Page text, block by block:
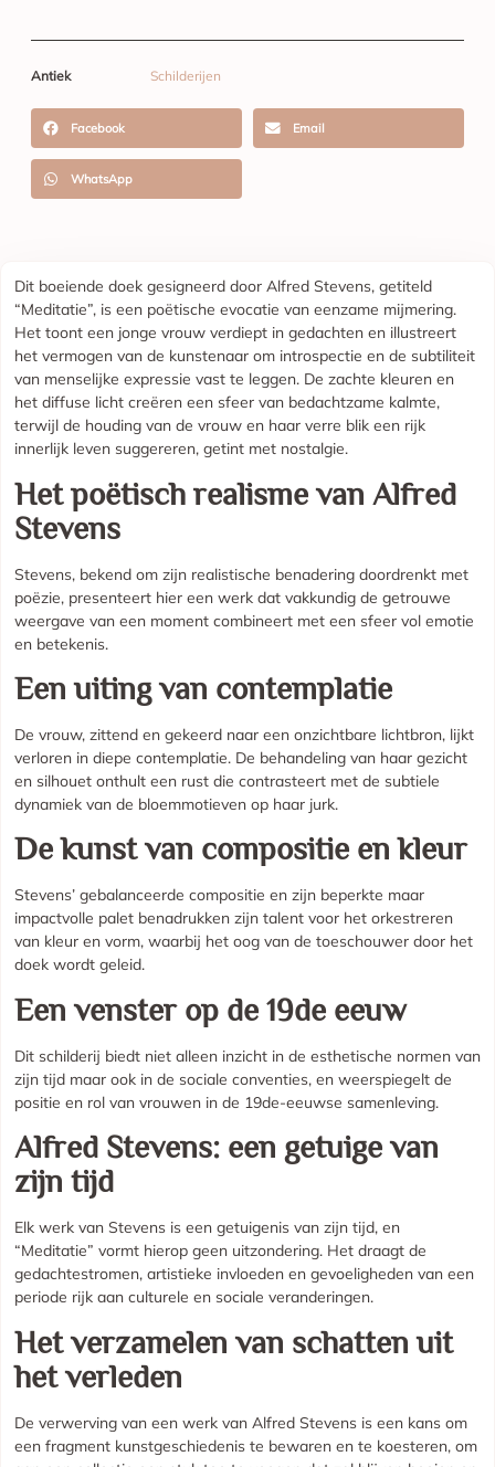
Antiek Schilderijen
Facebook Email
WhatsApp
Dit boeiende doek gesigneerd door Alfred Stevens, getiteld
“Meditatie”, is een poëtische evocatie van eenzame mijmering.
Het toont een jonge vrouw verdiept in gedachten en illustreert
het vermogen van de kunstenaar om introspectie en de subtiliteit
van menselijke expressie vast te leggen. De zachte kleuren en
het diffuse licht creëren een sfeer van bedachtzame kalmte,
terwijl de houding van de vrouw en haar verre blik een rijk
innerlijk leven suggereren, getint met nostalgie.
Het poëtisch realisme van Alfred
Stevens
Stevens, bekend om zijn realistische benadering doordrenkt met
poëzie, presenteert hier een werk dat vakkundig de getrouwe
weergave van een moment combineert met een sfeer vol emotie
en betekenis.
Een uiting van contemplatie
De vrouw, zittend en gekeerd naar een onzichtbare lichtbron, lijkt
verloren in diepe contemplatie. De behandeling van haar gezicht
en silhouet onthult een rust die contrasteert met de subtiele
dynamiek van de bloemmotieven op haar jurk.
De kunst van compositie en kleur
Stevens’ gebalanceerde compositie en zijn beperkte maar
impactvolle palet benadrukken zijn talent voor het orkestreren
van kleur en vorm, waarbij het oog van de toeschouwer door het
doek wordt geleid.
Een venster op de 19de eeuw
Dit schilderij biedt niet alleen inzicht in de esthetische normen van
zijn tijd maar ook in de sociale conventies, en weerspiegelt de
positie en rol van vrouwen in de 19de-eeuwse samenleving.
Alfred Stevens: een getuige van
zijn tijd
Elk werk van Stevens is een getuigenis van zijn tijd, en
“Meditatie” vormt hierop geen uitzondering. Het draagt de
gedachtestromen, artistieke invloeden en gevoeligheden van een
periode rijk aan culturele en sociale veranderingen.
Het verzamelen van schatten uit
het verleden
De verwerving van een werk van Alfred Stevens is een kans om
een fragment kunstgeschiedenis te bewaren en te koesteren, om